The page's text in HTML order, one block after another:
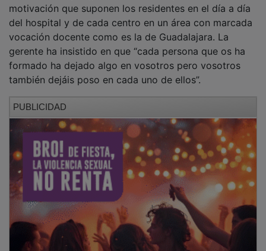
del hospital y de cada centro en un área con marcada
vocación docente como es la de Guadalajara. La
gerente ha insistido en que “cada persona que os ha
formado ha dejado algo en vosotros pero vosotros
también dejáis poso en cada uno de ellos”.